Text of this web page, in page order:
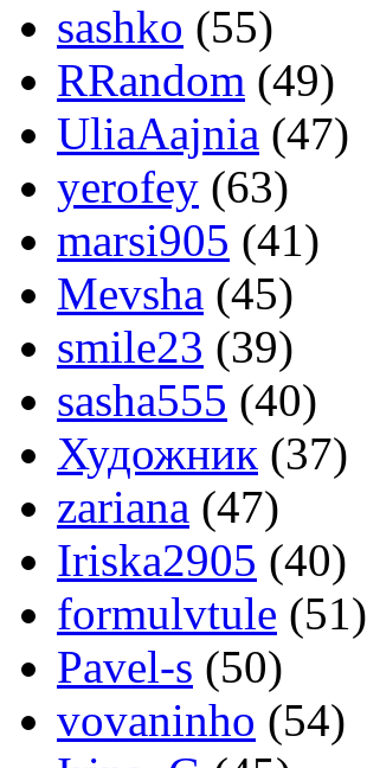
sashko (55)
RRandom (49)
UliaAajnia (47)
yerofey (63)
marsi905 (41)
Mevsha (45)
smile23 (39)
sasha555 (40)
Художник (37)
zariana (47)
Iriska2905 (40)
formulvtule (51)
Pavel-s (50)
vovaninho (54)